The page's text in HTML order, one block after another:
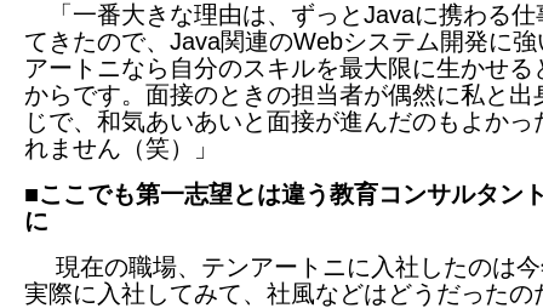
「一番大きな理由は、ずっとJavaに携わる仕
てきたので、Java関連のWebシステム開発に
アートニなら自分のスキルを最大限に生かせる
からです。面接のときの担当者が偶然に私と出
じで、和気あいあいと面接が進んだのもよかっ
れません（笑）」
■ここでも第一志望とは違う教育コンサルタン
に
現在の職場、テンアートニに入社したのは
実際に入社してみて、社風などはどうだったの